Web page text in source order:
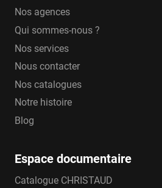
Les raccords
verrouillés
Jafar a également développé
raccords verrouillés,
déboîtement des canalisations
de fluage) et d’un joint en
Nos agences
Qui sommes-nous ?
Nos services
Nous contacter
Nos catalogues
Notre histoire
Blog
Espace documentaire
Catalogue CHRISTAUD